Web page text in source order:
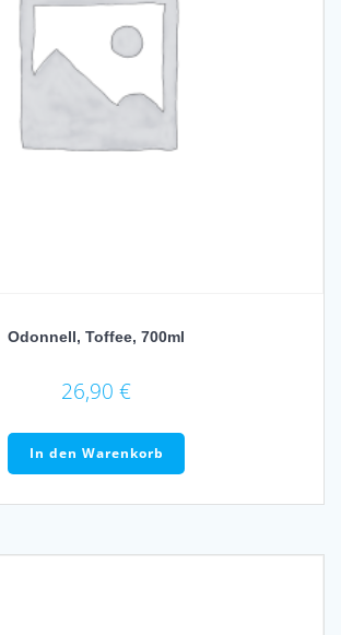
Odonnell, Toffee, 700ml
26,90 €
In den Warenkorb